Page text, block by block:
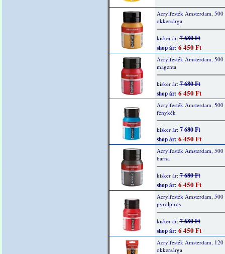
Acrylfesték Amsterdam, 500
okkersárga
kisker ár:7 680 Ft
shop ár: 6 450 Ft
Acrylfesték Amsterdam, 500
magenta
kisker ár:7 680 Ft
shop ár: 6 450 Ft
Acrylfesték Amsterdam, 500
fénykék
kisker ár:7 680 Ft
shop ár: 6 450 Ft
Acrylfesték Amsterdam, 500
barna
kisker ár:7 680 Ft
shop ár: 6 450 Ft
Acrylfesték Amsterdam, 500
pyrolpiros
kisker ár:7 680 Ft
shop ár: 6 450 Ft
Acrylfesték Amsterdam, 120
okkersárga